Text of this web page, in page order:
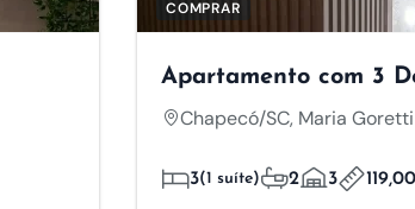
COMPRAR
Apartamento com 3
Chapecó/SC, Maria Goretti
3(1 suíte) 2 3